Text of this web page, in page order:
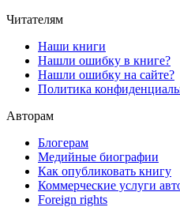
Читателям
Наши книги
Нашли ошибку в книге?
Нашли ошибку на сайте?
Политика
Авторам
Блогерам
Медийные биографии
Как опубликовать книгу
Коммерческие услуги
Foreign rights